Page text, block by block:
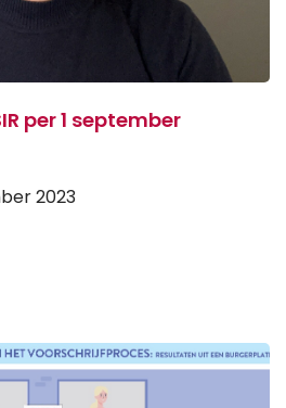
per 1 september
2023